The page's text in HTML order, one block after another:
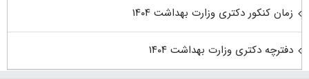
زمان کنکور دکتری وزارت بهداشت ۱۴۰۴
دفترچه دکتری وزارت بهداشت ۱۴۰۴